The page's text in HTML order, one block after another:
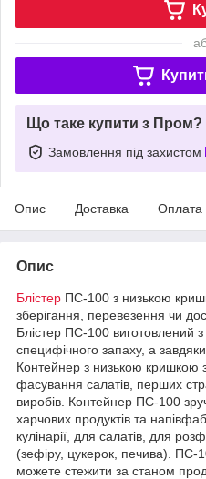
Що таке купити з Пром?
Замовлення під захистом
Опис Доставка Оплата
Опис
Блістер ПС-100 з низькою
зберігання, перевезення чи
Блістер ПС-100 виготовлений
специфічного запаху, а
Контейнер з низькою кришкою
фасування салатів, перших
виробів. Контейнер ПС-100
харчових продуктів та
кулінарії, для салатів, для
(зефіру, цукерок, печива). ПС-
можете стежити за станом